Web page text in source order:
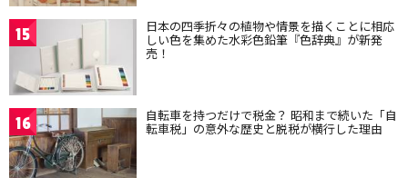
15 日本の四季折々の植物や情景を描くことに相応
しい色を集めた水彩色鉛筆『色辞典』が新発
売！
16 自転車を持つだけで税金？ 昭和まで続いた「自
転車税」の意外な歴史と脱税が横行した理由